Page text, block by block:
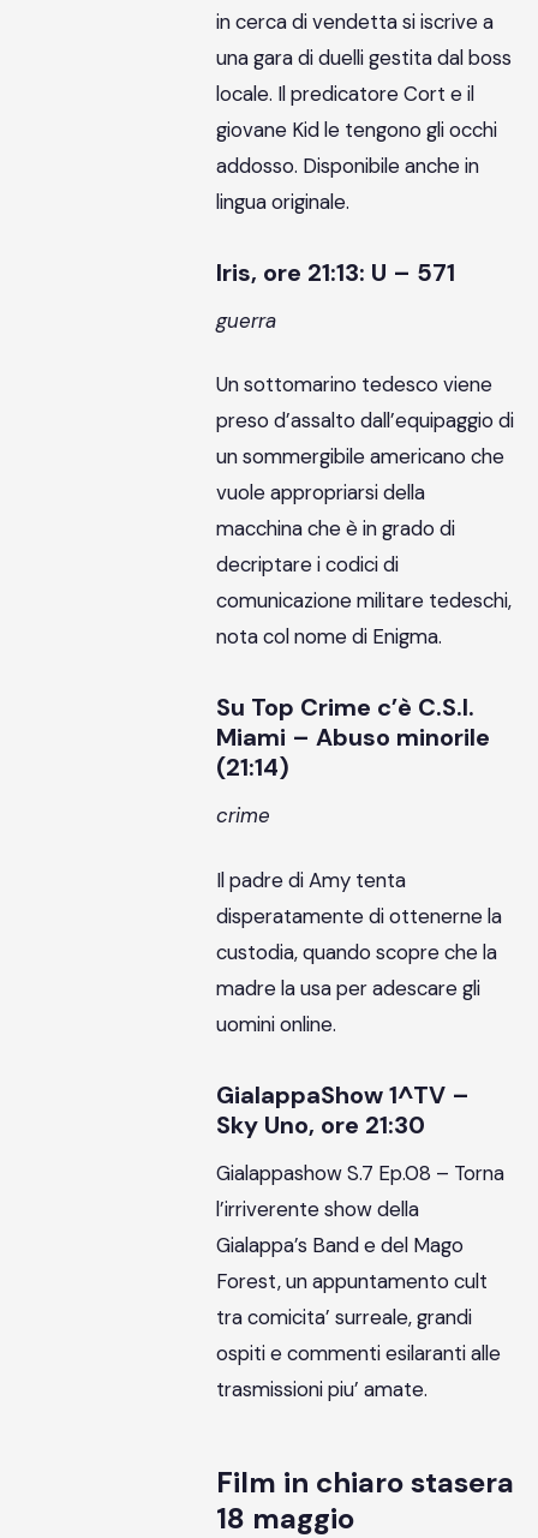
in cerca di vendetta si iscrive a
una gara di duelli gestita dal boss
locale. Il predicatore Cort e il
giovane Kid le tengono gli occhi
addosso. Disponibile anche in
lingua originale.
Iris, ore 21:13: U – 571
guerra
Un sottomarino tedesco viene
preso d’assalto dall’equipaggio di
un sommergibile americano che
vuole appropriarsi della
macchina che è in grado di
decriptare i codici di
comunicazione militare tedeschi,
nota col nome di Enigma.
Su Top Crime c’è C.S.I.
Miami – Abuso minorile
(21:14)
crime
Il padre di Amy tenta
disperatamente di ottenerne la
custodia, quando scopre che la
madre la usa per adescare gli
uomini online.
GialappaShow 1^TV –
Sky Uno, ore 21:30
Gialappashow S.7 Ep.08 – Torna
l’irriverente show della
Gialappa’s Band e del Mago
Forest, un appuntamento cult
tra comicita’ surreale, grandi
ospiti e commenti esilaranti alle
trasmissioni piu’ amate.
Film in chiaro stasera
18 maggio